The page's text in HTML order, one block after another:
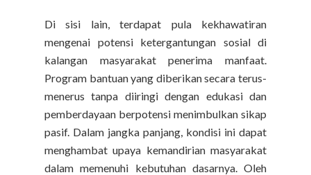
Di sisi lain, terdapat pula kekhawatiran
mengenai potensi ketergantungan sosial di
kalangan masyarakat penerima manfaat.
Program bantuan yang diberikan secara terus-
menerus tanpa diiringi dengan edukasi dan
pemberdayaan berpotensi menimbulkan sikap
pasif. Dalam jangka panjang, kondisi ini dapat
menghambat upaya kemandirian masyarakat
dalam memenuhi kebutuhan dasarnya. Oleh